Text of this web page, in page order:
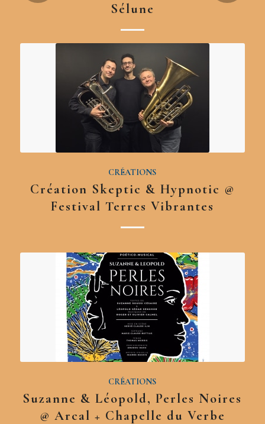
Sélune
CRÉATIONS
Création Skeptic & Hypnotic @
Festival Terres Vibrantes
CRÉATIONS
Suzanne & Léopold, Perles Noires
@ Arcal + Chapelle du Verbe